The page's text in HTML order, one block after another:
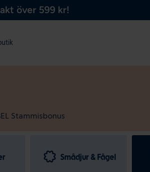
över 599 kr!
Stammisbonus
Smådjur & Fågel